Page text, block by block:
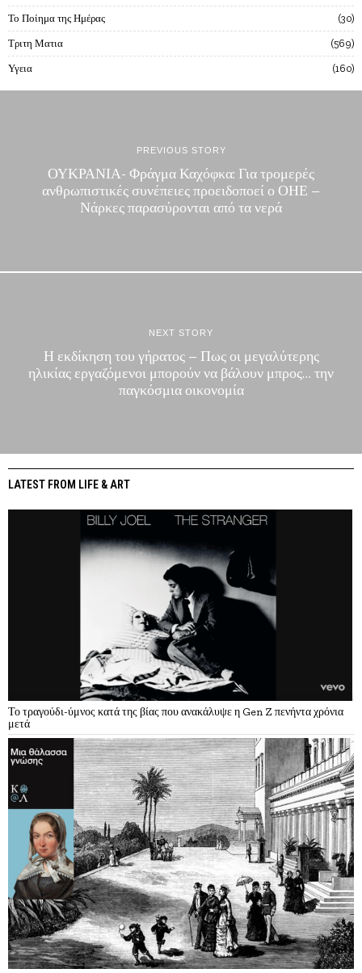
Το Ποίημα της Ημέρας 30
Τριτη Ματια 569
Υγεια 160
PREVIOUS STORY
ΟΥΚΡΑΝΙΑ- Φράγμα Καχόφκα: Για τρομερές
ανθρωπιστικές συνέπειες προειδοποεί ο ΟΗΕ –
Νάρκες παρασύρονται από τα νερά
NEXT STORY
Η εκδίκηση του γήρατος – Πως οι μεγαλύτερης
ηλικίας εργαζόμενοι μπορούν να βάλουν μπρος… την
παγκόσμια οικονομία
LATEST FROM LIFE & ART
Το τραγούδι-ύμνος κατά της βίας που ανακάλυψε η Gen Z πενήντα χρόνια
μετά